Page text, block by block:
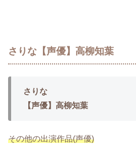
さりな【声優】高柳知葉
さりな
【声優】高柳知葉
その他の出演作品(声優)